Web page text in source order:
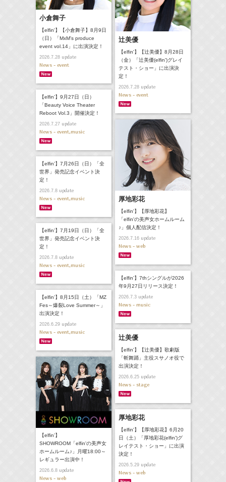
小倉舞子
【elfin'】【小倉舞子】8月9日
（日）「MxM's produce
event vol.14」に出演決定！
2026.7.28update
News - event
辻美優
【elfin'】【辻美優】8月28日
（金）「辻美優(elfin')グレイ
テスト・ショー」に出演決
定！
2026.7.28update
News - event
【elfin’】9月27日（日）
「Beauty Voice Theater
Reboot Vol.3」開催決定！
2026.7.27update
News - event,music
厚地彩花
【elfin'】【厚地彩花】
「elfin'の美声女ホームルーム
♪」個人配信決定！
2026.7.16update
News - web
【elfin’】7月26日（日）「全
世界」発売記念イベント決
定！
2026.7.8update
News - event,music
【elfin’】7月19日（日）「全
世界」発売記念イベント決
定！
2026.7.8update
News - event,music
【elfin’】7thシングルが2026
年9月27日リリース決定！
2026.7.3update
News - music
【elfin’】8月15日（土）「MZ
Fes～爆裂Love Summer～」
出演決定！
2026.6.29update
News - event,music
辻美優
【elfin'】【辻美優】歌劇版
「斬舞踊」主役スサノオ役で
出演決定！
2026.6.25update
News - stage
【elfin’】
SHOWROOM「elfin'の美声女
ホームルーム♪」月曜18:00～
レギュラー出演中！
2026.6.8update
News - web
厚地彩花
【elfin'】【厚地彩花】6月20
日（土）「厚地彩花(elfin')グ
レイテスト・ショー」に出演
決定！
2026.5.29update
News - web